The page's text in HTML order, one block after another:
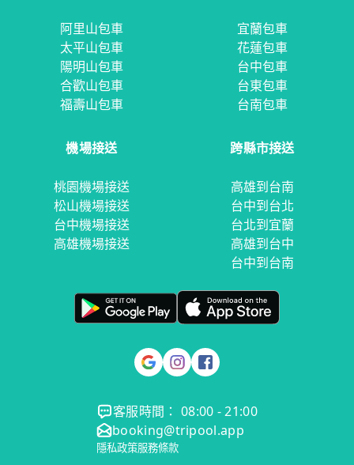
阿里山包車
太平山包車
陽明山包車
合歡山包車
福壽山包車
宜蘭包車
花蓮包車
台中包車
台東包車
台南包車
機場接送
桃園機場接送
松山機場接送
台中機場接送
高雄機場接送
跨縣市接送
高雄到台南
台中到台北
台北到宜蘭
高雄到台中
台中到台南
客服時間： 08:00 - 21:00
booking@tripool.app
隱私政策服務條款